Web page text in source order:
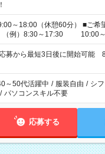
（休憩60分） ■ご希望があればその他
（例）8:30～17:30 10:00
を合わせたい」 「できれば残
希望に沿ったお仕事をご紹介しま
今ご覧のお仕事で希望する勤
時間。 合計で週40時間を超え
募から最短3日後に開始可能 8
～50代活躍中 / 服装自由 / シ
/ パソコンスキル不要
応募する